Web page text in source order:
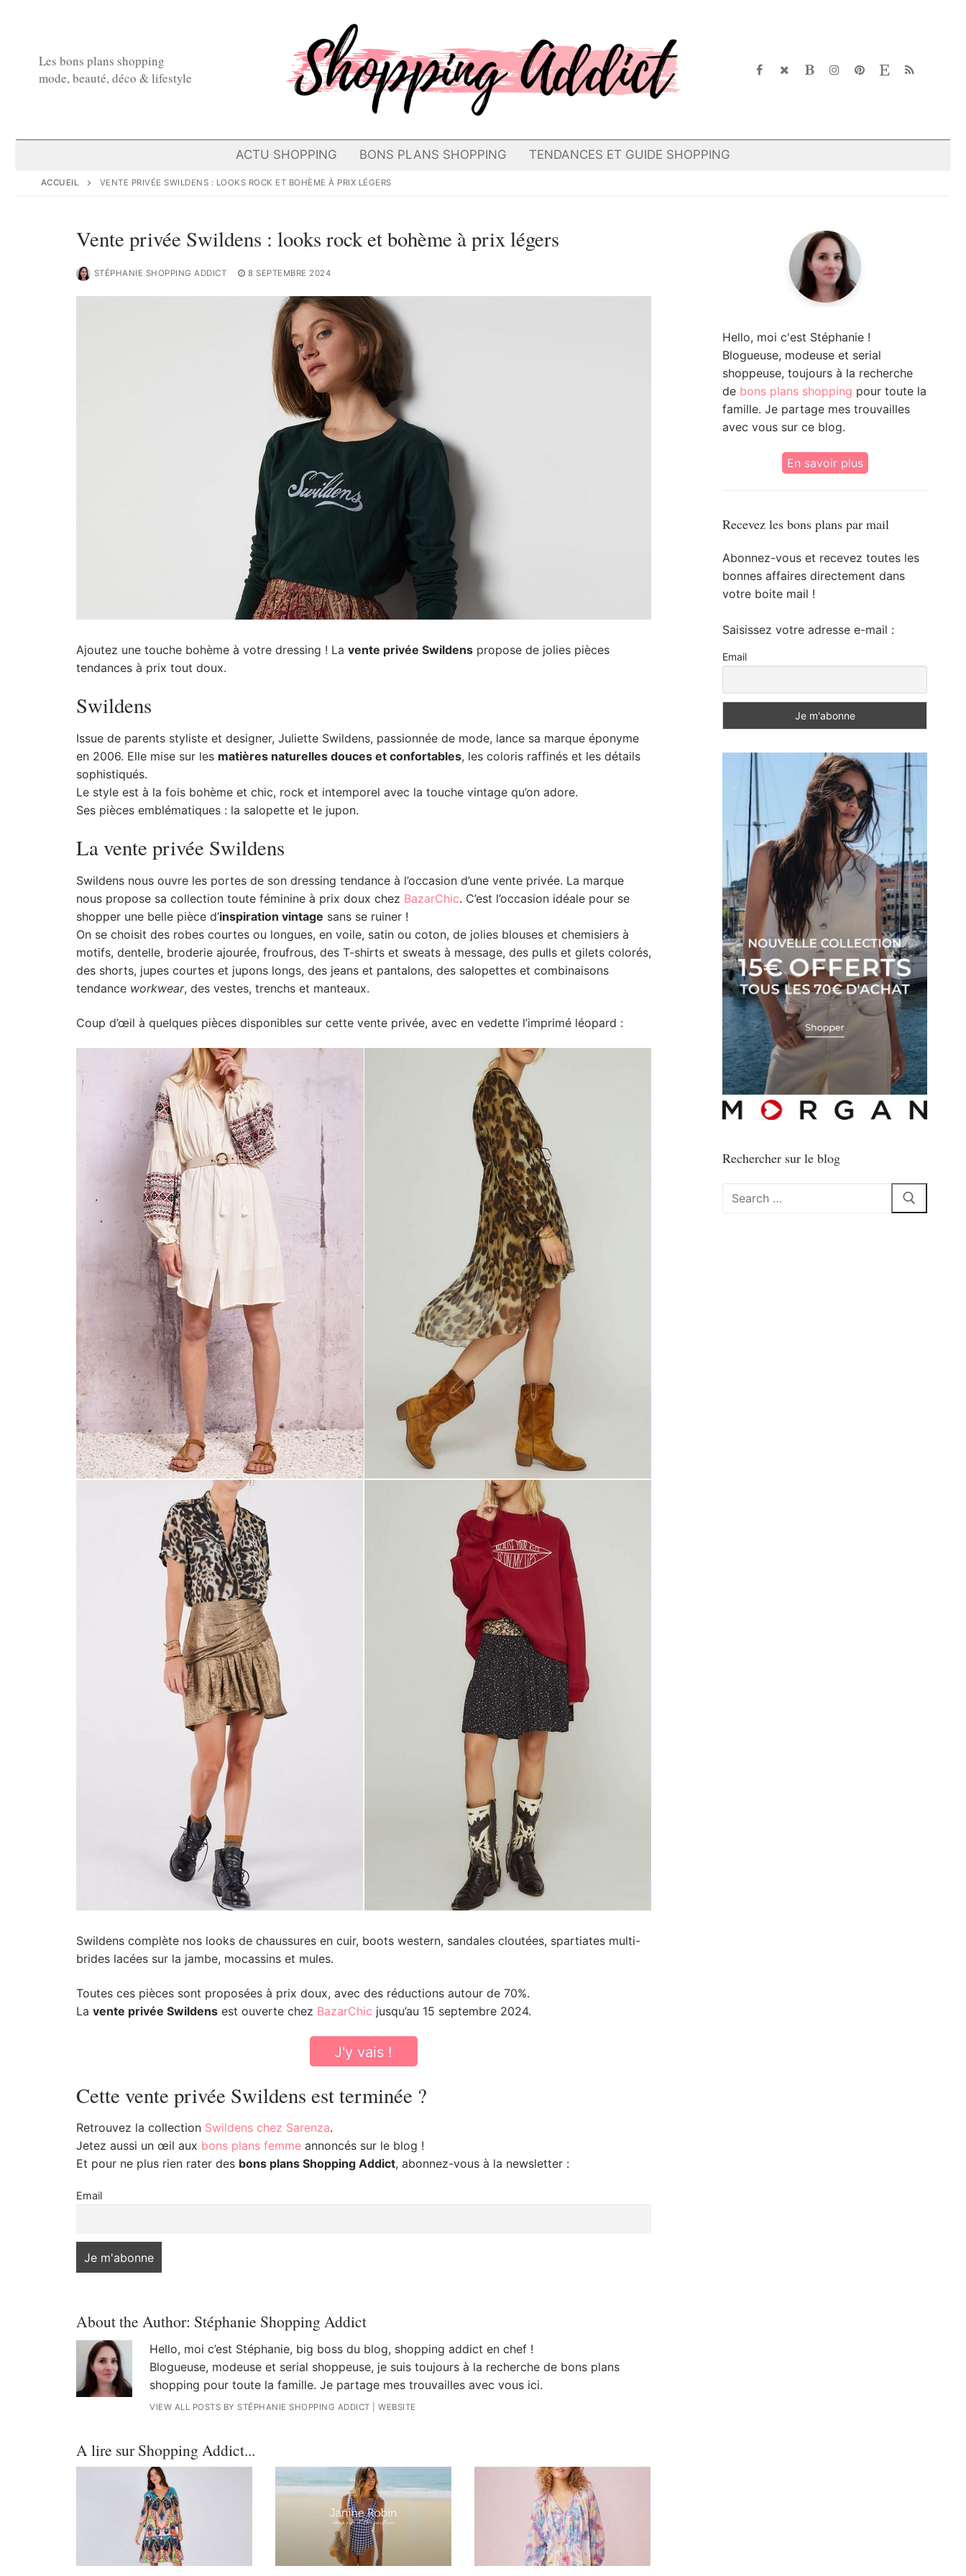
Les bons plans shopping
mode, beauté, déco & lifestyle
ACTU SHOPPING BONS PLANS SHOPPING TENDANCES ET GUIDE SHOPPING
ACCUEIL VENTE PRIVÉE SWILDENS : LOOKS ROCK ET BOHÈME À PRIX LÉGERS
Vente privée Swildens : looks rock et bohème à prix légers
STÉPHANIE SHOPPING ADDICT 8 SEPTEMBRE 2024
Ajoutez une touche bohème à votre dressing ! La vente privée Swildenspropose de jolies pièces
tendances à prix tout doux.
Swildens
Issue de parents styliste et designer, Juliette Swildens, passionnée de mode, lance sa marque éponyme
en 2006. Elle mise sur les matières naturelles douces et confortables, les coloris raffinés et les détails
sophistiqués.
Le style est à la fois bohème et chic, rock et intemporel avec la touche vintage qu’on adore.
Ses pièces emblématiques : la salopette et le jupon.
La vente privée Swildens
Swildens nous ouvre les portes de son dressing tendance à l’occasion d’une vente privée. La marque
nous propose sa collection toute féminine à prix doux chez BazarChic. C’est l’occasion idéale pour se
shopper une belle pièce d’inspiration vintage sans se ruiner !
On se choisit des robes courtes ou longues, en voile, satin ou coton, de jolies blouses et chemisiers à
motifs, dentelle, broderie ajourée, froufrous, des T-shirts et sweats à message, des pulls et gilets colorés,
des shorts, jupes courtes et jupons longs, des jeans et pantalons, des salopettes et combinaisons
tendance workwear, des vestes, trenchs et manteaux.
Coup d’œil à quelques pièces disponibles sur cette vente privée, avec en vedette l’imprimé léopard :
Swildens complète nos looks de chaussures en cuir, boots western, sandales cloutées, spartiates multi-
brides lacées sur la jambe, mocassins et mules.
Toutes ces pièces sont proposées à prix doux, avec des réductions autour de 70%.
La vente privée Swildensest ouverte chez BazarChic jusqu’au 15 septembre 2024.
J'y vais !
Cette vente privée Swildens est terminée ?
Retrouvez la collection Swildens chez Sarenza.
Jetez aussi un œil aux bons plans femmeannoncés sur le blog !
Et pour ne plus rien rater des bons plans Shopping Addict, abonnez-vous à la newsletter :
Email
About the Author: Stéphanie Shopping Addict
Hello, moi c’est Stéphanie, big boss du blog, shopping addict en chef !
Blogueuse, modeuse et serial shoppeuse, je suis toujours à la recherche de bons plans
shopping pour toute la famille. Je partage mes trouvailles avec vous ici.
VIEW ALL POSTS BY STÉPHANIE SHOPPING ADDICT |WEBSITE
A lire sur Shopping Addict...
Hello, moi c'est Stéphanie !
Blogueuse, modeuse et serial
shoppeuse, toujours à la recherche
de bons plans shopping pour toute la
famille. Je partage mes trouvailles
avec vous sur ce blog.
En savoir plus
Recevez les bons plans par mail
Abonnez-vous et recevez toutes les
bonnes affaires directement dans
votre boite mail !
Saisissez votre adresse e-mail :
Email
Rechercher sur le blog
Rechercher